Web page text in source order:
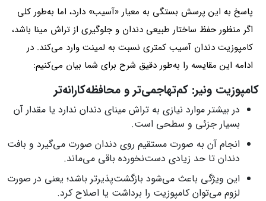
پاسخ به این پرسش بستگی به معیار «آسیب» دارد، اما به‌طور کلی
اگر منظور حفظ ساختار طبیعی دندان و جلوگیری از تراش مینا باشد،
کامپوزیت دندان آسیب کمتری نسبت به لمینت وارد می‌کند. در
ادامه این مقایسه را به‌طور دقیق شرح برای شما بیان می‌کنیم:
کامپوزیت ونیر: کم‌تهاجمی‌تر و محافظه‌کارانه‌تر
در بیشتر موارد نیازی به تراش مینای دندان ندارد یا مقدار آن
بسیار جزئی و سطحی است.
انجام آن به صورت مستقیم روی دندان صورت می‌گیرد و بافت
دندان تا حد زیادی دست‌نخورده باقی می‌ماند.
این ویژگی باعث می‌شود بازگشت‌پذیرتر باشد؛ یعنی در صورت
لزوم می‌توان کامپوزیت را برداشت یا اصلاح کرد.